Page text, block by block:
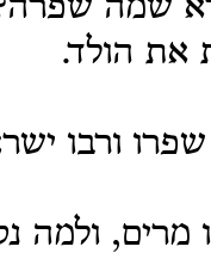
שמה
הולד.
ורבו
מרים, ולמה